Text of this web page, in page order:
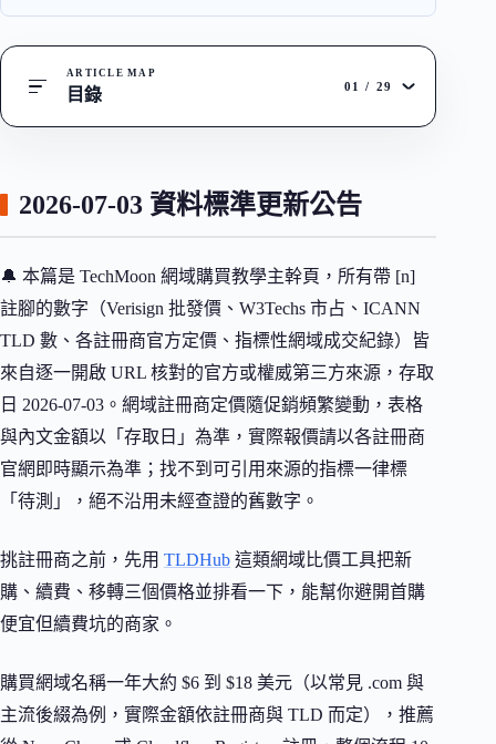
ARTICLE MAP
目錄 01 / 29
2026-07-03 資料標準更新公告
🔔 本篇是 TechMoon 網域購買教學主幹頁，所有帶 [n]
註腳的數字（Verisign 批發價、W3Techs 市占、ICANN
TLD 數、各註冊商官方定價、指標性網域成交紀錄）皆
來自逐一開啟 URL 核對的官方或權威第三方來源，存取
日 2026-07-03。網域註冊商定價隨促銷頻繁變動，表格
與內文金額以「存取日」為準，實際報價請以各註冊商
官網即時顯示為準；找不到可引用來源的指標一律標
「待測」，絕不沿用未經查證的舊數字。
挑註冊商之前，先用 TLDHub 這類網域比價工具把新
購、續費、移轉三個價格並排看一下，能幫你避開首購
便宜但續費坑的商家。
購買網域名稱一年大約 $6 到 $18 美元（以常見 .com 與
主流後綴為例，實際金額依註冊商與 TLD 而定），推薦